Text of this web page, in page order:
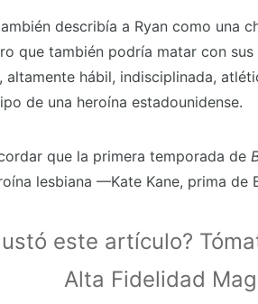
describía a Ryan como una
que también podría matar con
altamente hábil, indisciplinada,
de una heroína estadounidense.
que la primera temporada de
lesbiana —Kate Kane, prima
este artículo?
Alta Fidelidad